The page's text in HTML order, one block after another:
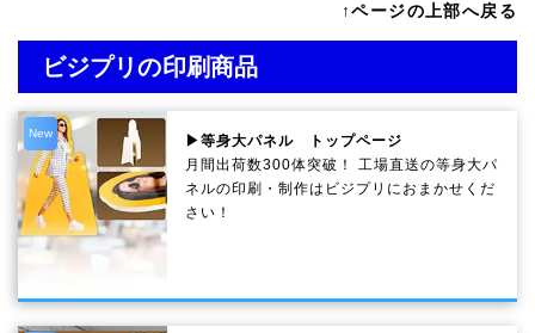
↑ページの上部へ戻る
ビジプリの印刷商品
New
▶等身大パネル トップページ
月間出荷数300体突破！ 工場直送の等身大パ
ネルの印刷・制作は ビジプリ におまかせくだ
さい！